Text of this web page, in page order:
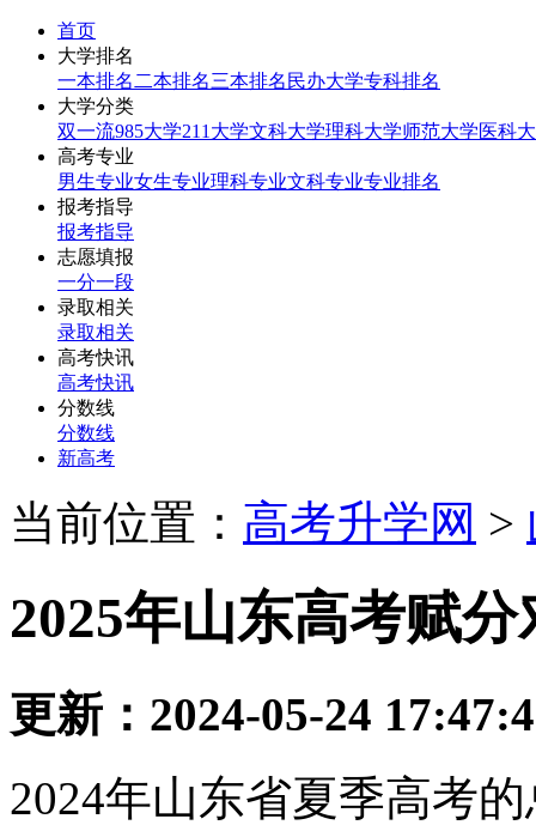
首页
大学排名
一本排名 二本排名三本排名 民办大学专科排名
大学分类
双一流985大学211大学文科大学理科大学师范大学医科
高考专业
男生专业女生专业理科专业文科专业专业排名
报考指导
报考指导
志愿填报
一分一段
录取相关
录取相关
高考快讯
高考快讯
分数线
分数线
新高考
当前位置： 高考升学网 >
2025年山东高考赋
更新：2024-05-24
2024年山东省夏季高考